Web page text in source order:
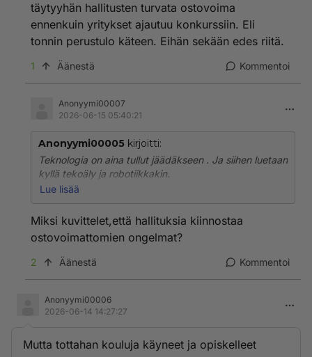
täytyyhän hallitusten turvata ostovoima
ennenkuin yritykset ajautuu konkurssiin. Eli
tonnin perustulo käteen. Eihän sekään edes riitä.
1 Äänestä Kommentoi
Anonyymi00007
2026-06-15 05:40:21
Anonyymi00005 kirjoitti:
Teknologia on aina tullut jäädäkseen . Ja siihen luetaan
kyllä tekoäly ja robotiikkakin.
Työn ja "työn" luonne taas on rajusti muuttumassa.
ostovoima ennenkuin yritykset ajautuu konkurssiin. Eli
tonnin perustulo käteen. Eihän sekään edes riitä.
Lue lisää
Miksi kuvittelet,että hallituksia kiinnostaa
ostovoimattomien ongelmat?
2 Äänestä Kommentoi
Anonyymi00006
2026-06-14 14:27:27
Mutta tottahan kouluja käyneet ja opiskelleet